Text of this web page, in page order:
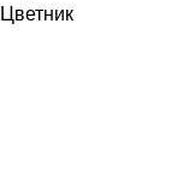
Цветник